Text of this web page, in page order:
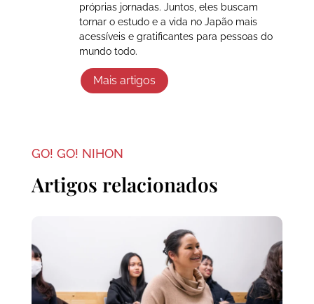
próprias jornadas. Juntos, eles buscam
tornar o estudo e a vida no Japão mais
acessíveis e gratificantes para pessoas do
mundo todo.
Mais artigos
GO! GO! NIHON
Artigos relacionados